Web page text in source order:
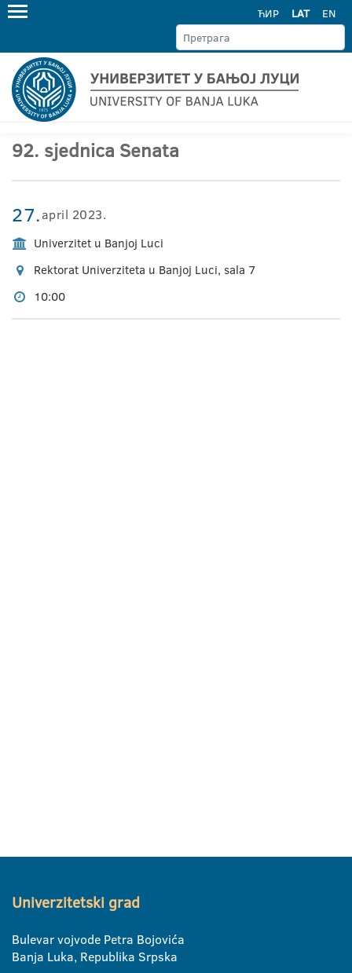
ЋИР LAT EN
92. sjednica Senata
27.april 2023.
Univerzitet u Banjoj Luci
Rektorat Univerziteta u Banjoj Luci, sala 7
10:00
Univerzitetski grad
Bulevar vojvode Petra Bojovića
Banja Luka, Republika Srpska